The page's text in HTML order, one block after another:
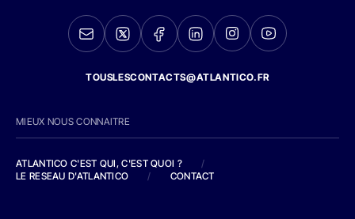
TOUSLESCONTACTS@ATLANTICO.FR
MIEUX NOUS CONNAITRE
ATLANTICO C'EST QUI, C'EST QUOI ?
/
LE RESEAU D'ATLANTICO
/ CONTACT